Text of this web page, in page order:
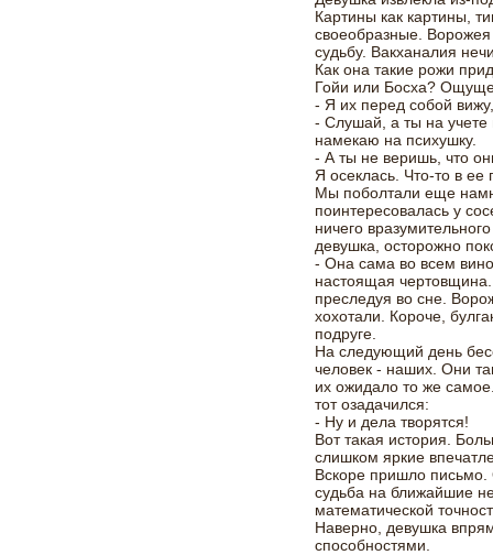
Картины как картины,
своеобразные.
судьбу. Вакханалия
Как она такие рожи
Гойи или Босха?
- Я их перед собой
- Слушай, а ты на учете
намекаю на психушку.
- А ты не веришь, что
Я осеклась. Что-то в ее
Мы поболтали еще
поинтересовалась у
ничего
девушка, осторожно
- Она сама во всем
настоящая
преследуя во сне.
хохотали. Короче,
подруге.
На следующий день
человек - наших. Они
их ожидало то же
тот озадачился:
- Ну и дела творятся!
Вот такая история.
слишком яркие
Вскоре пришло
судьба на ближайшие
математической
Наверно, девушка
способностями.